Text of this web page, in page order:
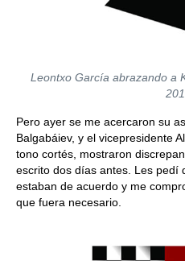
Leontxo García abrazando a
Pero ayer se me acercaron su
Balgabáiev, y el vicepresidente
tono cortés, mostraron
escrito dos días antes. Les pedí
estaban de acuerdo y me
que fuera necesario.